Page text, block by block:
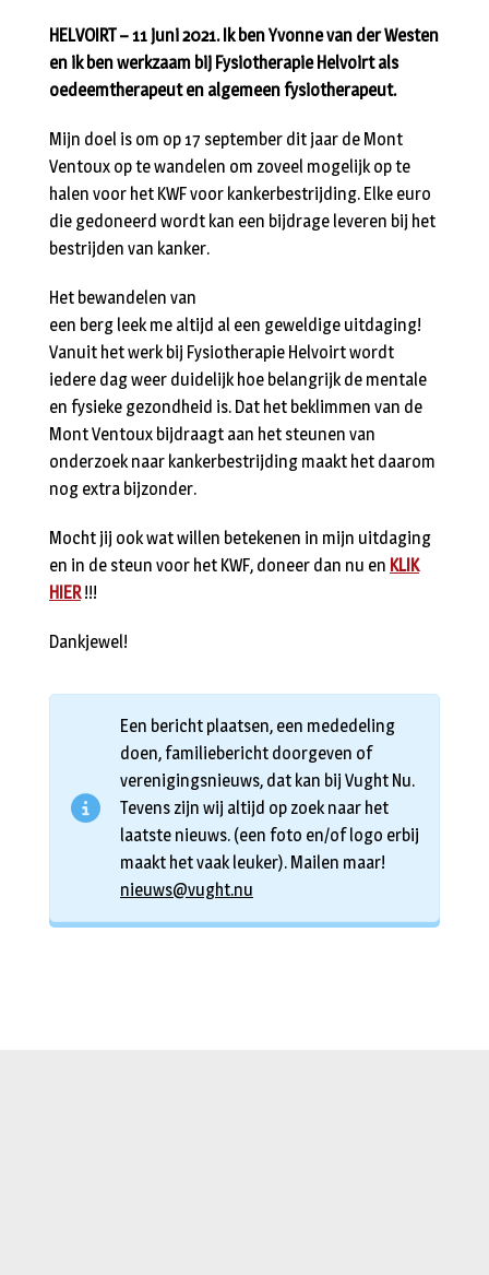
HELVOIRT – 11 juni 2021. Ik ben Yvonne van der Westen
en ik ben werkzaam bij Fysiotherapie Helvoirt als
oedeemtherapeut en algemeen fysiotherapeut.
Mijn doel is om op 17 september dit jaar de Mont
Ventoux op te wandelen om zoveel mogelijk op te
halen voor het KWF voor kankerbestrijding. Elke euro
die gedoneerd wordt kan een bijdrage leveren bij het
bestrijden van kanker.
Het bewandelen van
een berg leek me altijd al een geweldige uitdaging!
Vanuit het werk bij Fysiotherapie Helvoirt wordt
iedere dag weer duidelijk hoe belangrijk de mentale
en fysieke gezondheid is. Dat het beklimmen van de
Mont Ventoux bijdraagt aan het steunen van
onderzoek naar kankerbestrijding maakt het daarom
nog extra bijzonder.
Mocht jij ook wat willen betekenen in mijn uitdaging
en in de steun voor het KWF, doneer dan nu en KLIK
HIER!!!
Dankjewel!
Een bericht plaatsen, een mededeling
doen, familiebericht doorgeven of
verenigingsnieuws, dat kan bij Vught Nu.
Tevens zijn wij altijd op zoek naar het
laatste nieuws. (een foto en/of logo erbij
maakt het vaak leuker). Mailen maar!
nieuws@vught.nu